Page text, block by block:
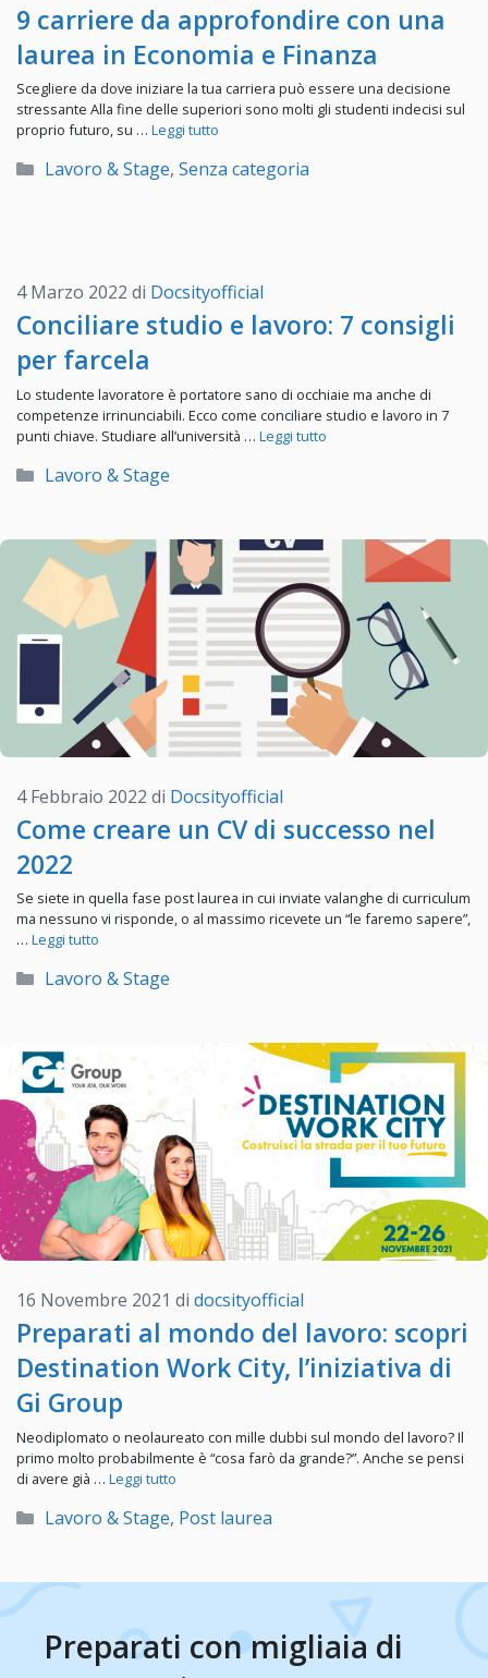
9 carriere da approfondire con una
laurea in Economia e Finanza
Scegliere da dove iniziare la tua carriera può essere una decisione
stressante Alla fine delle superiori sono molti gli studenti indecisi sul
proprio futuro, su … Leggi tutto
Categorie
Lavoro & Stage, Senza categoria
Conciliare studio e lavoro: 7 consigli
per farcela
4 Marzo 2022 di Docsityofficial
Lo studente lavoratore è portatore sano di occhiaie ma anche di
competenze irrinunciabili. Ecco come conciliare studio e lavoro in 7
punti chiave. Studiare all’università … Leggi tutto
Categorie
Lavoro & Stage
Come creare un CV di successo nel
2022
4 Febbraio 2022 di Docsityofficial
Se siete in quella fase post laurea in cui inviate valanghe di curriculum
ma nessuno vi risponde, o al massimo ricevete un “le faremo sapere”,
… Leggi tutto
Categorie
Lavoro & Stage
Preparati al mondo del lavoro: scopri
Destination Work City, l’iniziativa di
Gi Group
16 Novembre 2021 di docsityofficial
Neodiplomato o neolaureato con mille dubbi sul mondo del lavoro? Il
primo molto probabilmente è “cosa farò da grande?”. Anche se pensi
di avere già … Leggi tutto
Categorie
Lavoro & Stage, Post laurea
Preparati con migliaia di